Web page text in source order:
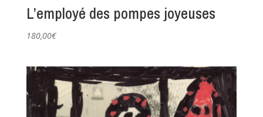
L’employé des pompes joyeuses
180,00€